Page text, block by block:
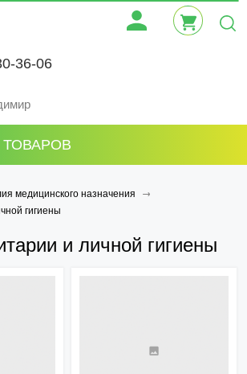
36-06
ТОВАРОВ
медицинского назначения
гигиены
и личной гигиены